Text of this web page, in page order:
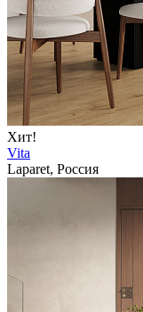
Хит!
Vita
Laparet, Россия